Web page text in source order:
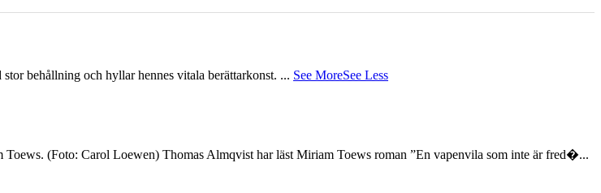
behållning och hyllar hennes vitala berättarkonst. ... See MoreSee Less
(Foto: Carol Loewen) Thomas Almqvist har läst Miriam Toews roman ”En vapenvila som inte är fred�...